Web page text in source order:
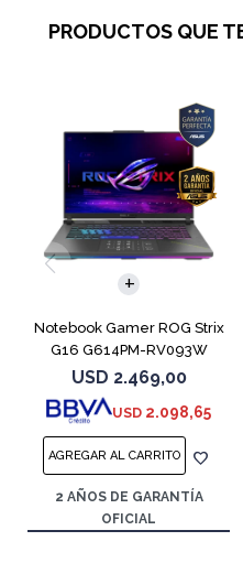
PRODUCTOS QUE
Notebook Gamer ROG Strix
G16 G614PM-RV093W
Ryzen 9 8940HX 1T
USD 2.469,00
USD 2.098,65
2 AÑOS DE GARANTÍA
OFICIAL
COMPARAR